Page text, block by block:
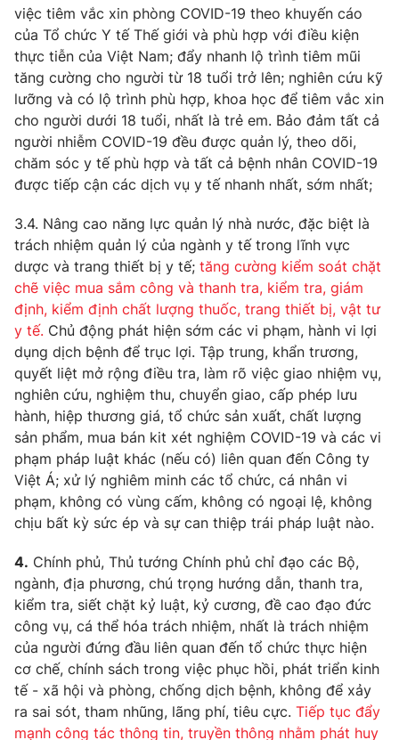
việc tiêm vắc xin phòng COVID-19 theo khuyến cáo
của Tổ chức Y tế Thế giới và phù hợp với điều kiện
thực tiễn của Việt Nam; đẩy nhanh lộ trình tiêm mũi
tăng cường cho người từ 18 tuổi trở lên; nghiên cứu kỹ
lưỡng và có lộ trình phù hợp, khoa học để tiêm vắc xin
cho người dưới 18 tuổi, nhất là trẻ em. Bảo đảm tất cả
người nhiễm COVID-19 đều được quản lý, theo dõi,
chăm sóc y tế phù hợp và tất cả bệnh nhân COVID-19
được tiếp cận các dịch vụ y tế nhanh nhất, sớm nhất;
3.4. Nâng cao năng lực quản lý nhà nước, đặc biệt là
trách nhiệm quản lý của ngành y tế trong lĩnh vực
dược và trang thiết bị y tế; tăng cường kiểm soát chặt
chẽ việc mua sắm công và thanh tra, kiểm tra, giám
định, kiểm định chất lượng thuốc, trang thiết bị, vật tư
y tế. Chủ động phát hiện sớm các vi phạm, hành vi lợi
dụng dịch bệnh để trục lợi. Tập trung, khẩn trương,
quyết liệt mở rộng điều tra, làm rõ việc giao nhiệm vụ,
nghiên cứu, nghiệm thu, chuyển giao, cấp phép lưu
hành, hiệp thương giá, tổ chức sản xuất, chất lượng
sản phẩm, mua bán kit xét nghiệm COVID-19 và các vi
phạm pháp luật khác (nếu có) liên quan đến Công ty
Việt Á; xử lý nghiêm minh các tổ chức, cá nhân vi
phạm, không có vùng cấm, không có ngoại lệ, không
chịu bất kỳ sức ép và sự can thiệp trái pháp luật nào.
4. Chính phủ, Thủ tướng Chính phủ chỉ đạo các Bộ,
ngành, địa phương, chú trọng hướng dẫn, thanh tra,
kiểm tra, siết chặt kỷ luật, kỷ cương, đề cao đạo đức
công vụ, cá thể hóa trách nhiệm, nhất là trách nhiệm
của người đứng đầu liên quan đến tổ chức thực hiện
cơ chế, chính sách trong việc phục hồi, phát triển kinh
tế - xã hội và phòng, chống dịch bệnh, không để xảy
ra sai sót, tham nhũng, lãng phí, tiêu cực. Tiếp tục đẩy
mạnh công tác thông tin, truyền thông nhằm phát huy